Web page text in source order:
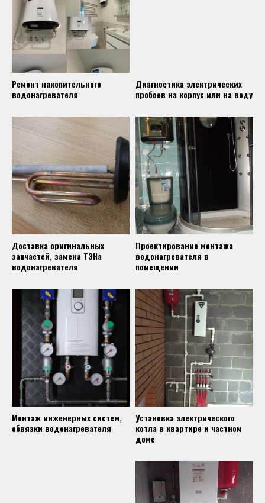
Ремонт накопительного
водонагревателя
Диагностика электрических
пробоев на корпус или на воду
Доставка оригинальных
запчастей, замена ТЭНа
водонагревателя
Проектирование монтажа
водонагревателя в
помещении
Монтаж инженерных систем,
обвязки водонагревателя
Установка электрического
котла в квартире и частном
доме